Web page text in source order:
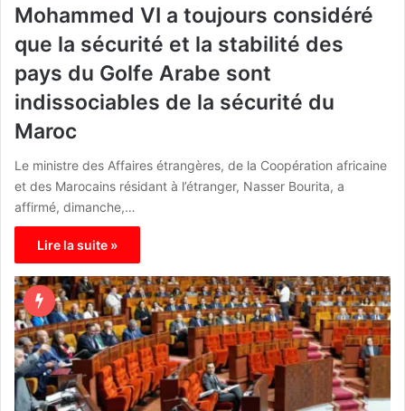
Mohammed VI a toujours considéré
que la sécurité et la stabilité des
pays du Golfe Arabe sont
indissociables de la sécurité du
Maroc
Le ministre des Affaires étrangères, de la Coopération africaine
et des Marocains résidant à l’étranger, Nasser Bourita, a
affirmé, dimanche,…
Lire la suite »